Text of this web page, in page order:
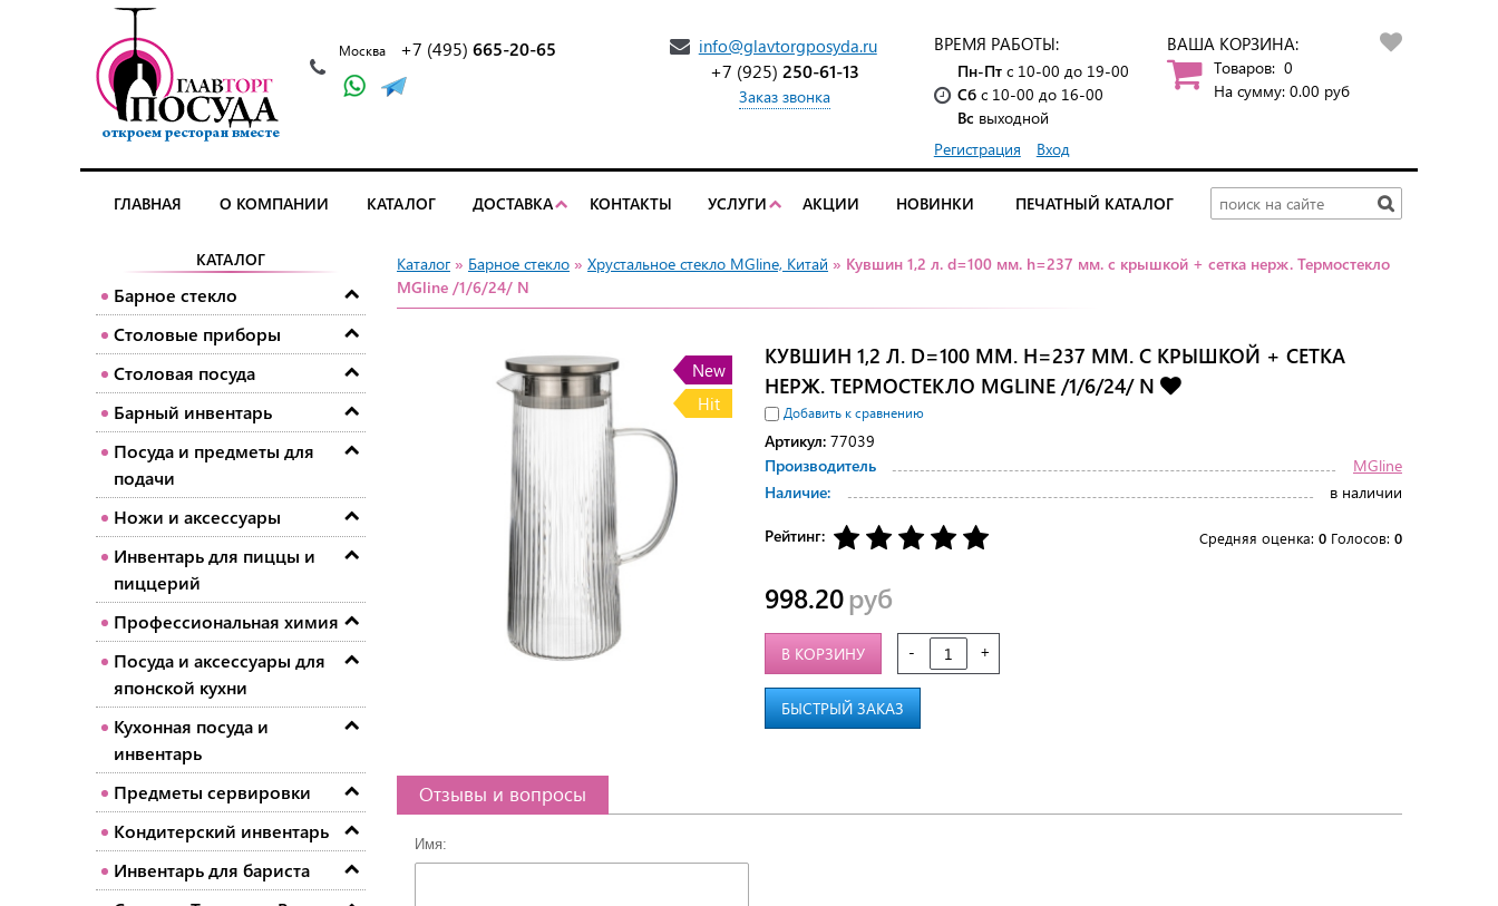
Москва +7 (495) 665-20-65 info@glavtorgposyda.ru
+7 (925)250-61-13
Заказ звонка
ВРЕМЯ РАБОТЫ:
Пн-Птс 10-00 до 19-00
Сбс 10-00 до 16-00
Вс выходной
Регистрация
Вход
ВАША КОРЗИНА:
Товаров: 0
На сумму: 0.00 руб
ГЛАВНАЯ О КОМПАНИИ КАТАЛОГ ДОСТАВКА КОНТАКТЫ УСЛУГИ АКЦИИ НОВИНКИ ПЕЧАТНЫЙ КАТАЛОГ
КАТАЛОГ
Барное стекло
Столовые приборы
Столовая посуда
Барный инвентарь
Посуда и предметы для
подачи
Ножи и аксессуары
Инвентарь для пиццы и
пиццерий
Профессиональная химия
Посуда и аксессуары для
японской кухни
Кухонная посуда и
инвентарь
Предметы сервировки
Кондитерский инвентарь
Инвентарь для бариста
Каталог » Барное стекло » Хрустальное стекло MGline, Китай » Кувшин 1,2 л. d=100 мм. h=237 мм. с крышкой + сетка нерж. Термостекло
MGline /1/6/24/ N
New
Hit
КУВШИН 1,2 Л. D=100 ММ. H=237 ММ. С КРЫШКОЙ + СЕТКА
НЕРЖ. ТЕРМОСТЕКЛО MGLINE /1/6/24/ N
Добавить к сравнению
Артикул:77039
Производитель
MGline
Наличие:
в наличии
Рейтинг: Средняя оценка: 0 Голосов: 0
998.20руб
- +
В КОРЗИНУ
БЫСТРЫЙ ЗАКАЗ
Отзывы и вопросы
Имя: